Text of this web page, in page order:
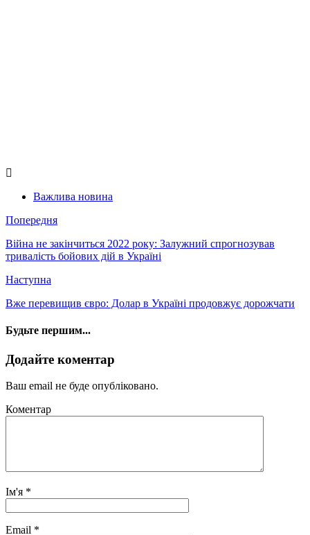
Важлива новина
Попередня
Війна не закінчиться 2022 року: Залужний спрогнозував
тривалість бойових дій в Україні
Наступна
Вже перевищив євро: Долар в Україні продовжує дорожчати
Будьте першим...
Додайте коментар
Ваш email не буде опубліковано.
Коментар
Ім'я *
Email *